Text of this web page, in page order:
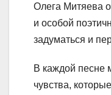
Олега Митяева
и особой
задуматься и
В каждой песне
чувства,